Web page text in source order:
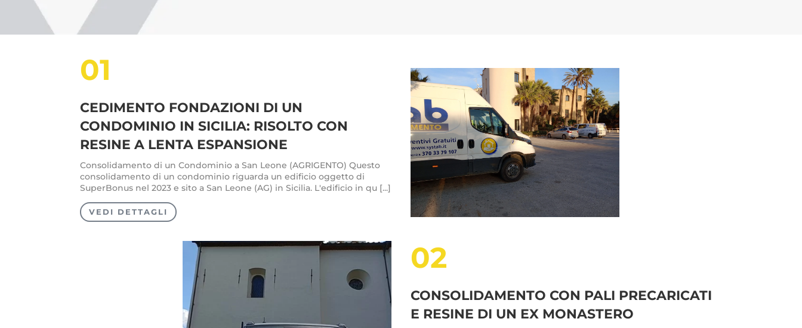
01
CEDIMENTO FONDAZIONI DI UN
CONDOMINIO IN SICILIA: RISOLTO CON
RESINE A LENTA ESPANSIONE
Consolidamento di un Condominio a San Leone (AGRIGENTO) Questo
consolidamento di un condominio riguarda un edificio oggetto di
SuperBonus nel 2023 e sito a San Leone (AG) in Sicilia. L'edificio in qu [...]
VEDI DETTAGLI
02
CONSOLIDAMENTO CON PALI PRECARICATI
E RESINE DI UN EX MONASTERO